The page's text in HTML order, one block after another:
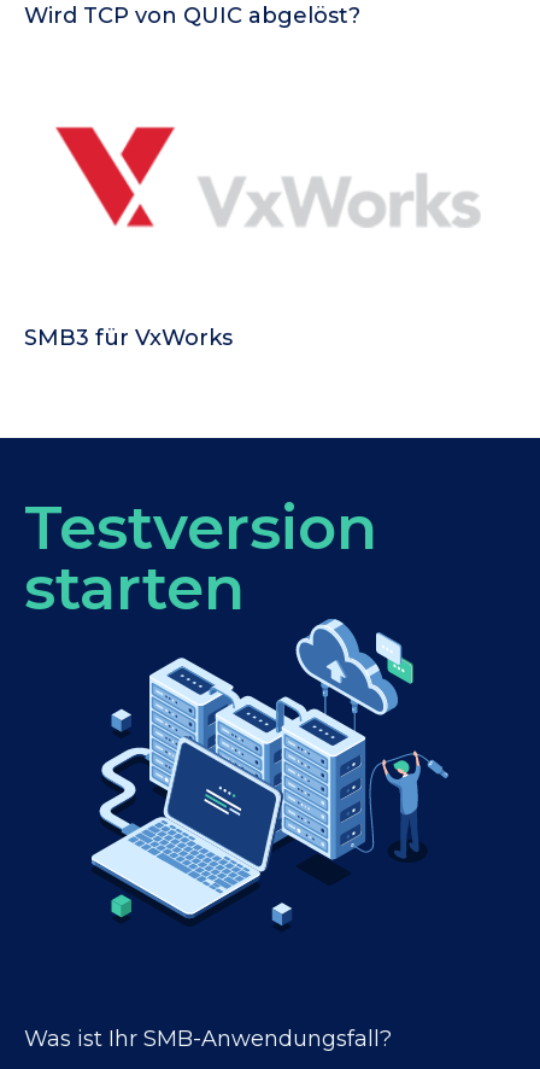
Wird TCP von QUIC abgelöst?
SMB3 für VxWorks
Testversion
starten
Was ist Ihr SMB-Anwendungsfall?